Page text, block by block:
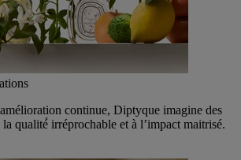
continue, Diptyque imagine des
qualité́ irréprochable et à l’impact maitrisé.